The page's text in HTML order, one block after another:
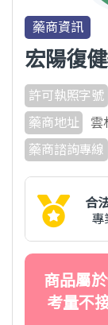
藥商資訊
宏陽復
許可執照字號
藥商地址
雲
藥商諮詢專線
合
專
商品屬
考量不